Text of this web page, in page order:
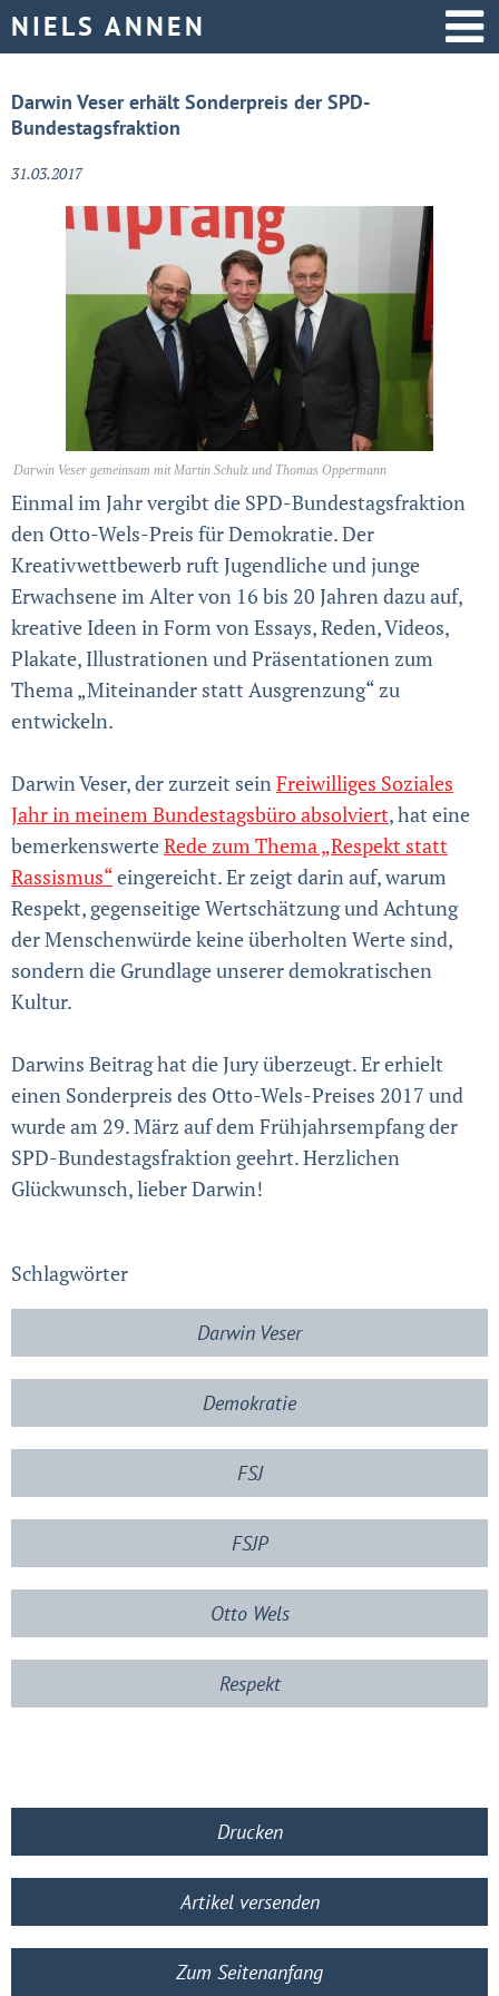
Aktive Politik
Darwin Veser erhält Sonderpreis der SPD-
Bundestagsfraktion
31.03.2017
Darwin Veser gemeinsam mit Martin Schulz und Thomas Oppermann
Einmal im Jahr vergibt die SPD-Bundestagsfraktion
den Otto-Wels-Preis für Demokratie. Der
Kreativwettbewerb ruft Jugendliche und junge
Erwachsene im Alter von 16 bis 20 Jahren dazu auf,
kreative Ideen in Form von Essays, Reden, Videos,
Plakate, Illustrationen und Präsentationen zum
Thema „Miteinander statt Ausgrenzung“ zu
entwickeln.
Darwin Veser, der zurzeit seinFreiwilliges Soziales
Jahr in meinem Bundestagsbüro absolviert, hat eine
bemerkenswerteRede zum Thema „Respekt statt
Rassismus“eingereicht. Er zeigt darin auf, warum
Respekt, gegenseitige Wertschätzung und Achtung
der Menschenwürde keine überholten Werte sind,
sondern die Grundlage unserer demokratischen
Kultur.
Darwins Beitrag hat die Jury überzeugt. Er erhielt
einen Sonderpreis des Otto-Wels-Preises 2017 und
wurde am 29. März auf dem Frühjahrsempfang der
SPD-Bundestagsfraktion geehrt. Herzlichen
Glückwunsch, lieber Darwin!
Schlagwörter
Darwin Veser
Demokratie
FSJ
FSJP
Otto Wels
Respekt
Drucken
Artikel versenden
Zum Seitenanfang